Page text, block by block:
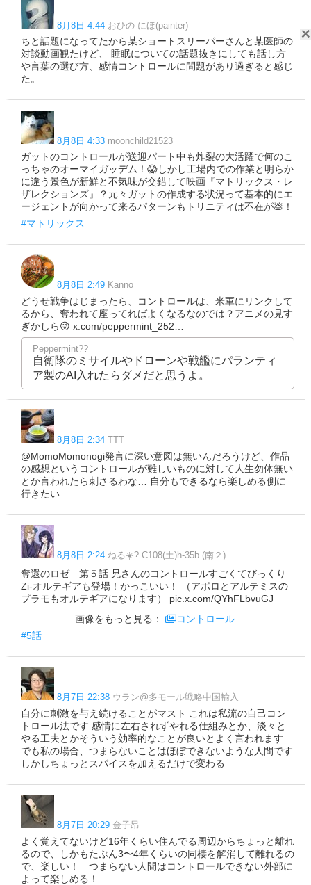
8月8日 4:44 おひの にほ(painter)
ちと話題になってたから某ショートスリーパーさんと某医師の
対談動画観たけど、 睡眠についての話題抜きにしても話し方
や言葉の選び方、感情コントロールに問題があり過ぎると感じ
た。
8月8日 4:33 moonchild21523
ガットのコントロールが送迎パート中も炸裂の大活躍で何のこ
っちゃのオーマイガッデム！😱しかし工場内での作業と明らか
に違う景色が新鮮と不気味が交錯して映画『マトリックス・レ
ザレクションズ』？元々ガットの作成する状況って基本的にエ
ージェントが向かって来るパターンもトリニティは不在が💩！
#マトリックス
8月8日 2:49 Kanno
どうせ戦争はじまったら、コントロールは、米軍にリンクして
るから、奪われて座ってればよくなるなのでは？アニメの見す
ぎかしら😜 x.com/peppermint_252…
Peppermint??
自衛隊のミサイルやドローンや戦艦にパランティ
ア製のAI入れたらダメだと思うよ。
8月8日 2:34 TTT
@MomoMomonogi発言に深い意図は無いんだろうけど、作品
の感想というコントロールが難しいものに対して人生勿体無い
とか言われたら刺さるわな… 自分もできるなら楽しめる側に
行きたい
8月8日 2:24 ねる☀️? C108(土)h-35b (南２)
奪還のロゼ 第５話 兄さんのコントロールすごくてびっくり
Zi-オルテギアも登場！かっこいい！ （アポロとアルテミスの
プラモもオルテギアになります） pic.x.com/QYhFLbvuGJ
画像をもっと見る：
コントロール
#5話
8月7日 22:38 ウラン@多モール戦略中国輸入
自分に刺激を与え続けることがマスト これは私流の自己コン
トロール法です 感情に左右されずやれる仕組みとか、淡々と
やる工夫とかそういう効率的なことが良いとよく言われます
でも私の場合、つまらないことはほぼできないような人間です
しかしちょっとスパイスを加えるだけで変わる
8月7日 20:29 金子昂
よく覚えてないけど16年くらい住んでる周辺からちょっと離れ
るので、しかもたぶん3〜4年くらいの同棲を解消して離れるの
で、楽しい！ つまらない人間はコントロールできない外部に
よって楽しめる！